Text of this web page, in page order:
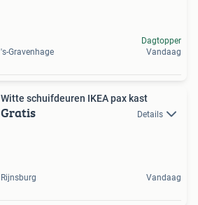
's-Gravenhage
Dagtopper
Vandaag
Witte schuifdeuren IKEA pax kast
Gratis Details
Rijnsburg Vandaag